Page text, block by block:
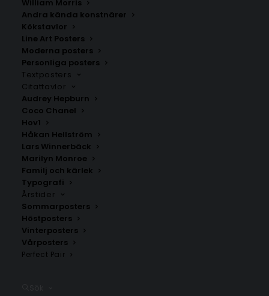
William Morris
Andra kända konstnärer
Kökstavlor
Line Art Posters
Moderna posters
Personliga posters
Textposters
Citattavlor
Audrey Hepburn
Coco Chanel
Hov1
Håkan Hellström
Lars Winnerbäck
Marilyn Monroe
Familj och kärlek
Typografi
Årstider
Sommarposters
Höstposters
Vinterposters
Vårposters
Perfect Pair
Domsjö
Fr. 200.00kr
Torpshammar
Fr.200.00